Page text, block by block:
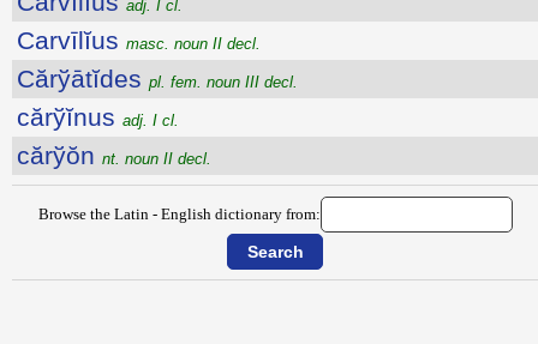
adj. I cl.
Carvīlĭus masc. noun II decl.
Cărўātĭdes pl. fem. noun III decl.
cărўĭnus adj. I cl.
cărўŏn nt. noun II decl.
Browse the Latin - English dictionary from: